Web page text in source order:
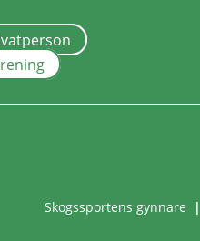
Skogssportens gynnare |